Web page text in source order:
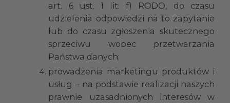
art. 6 ust. 1 lit. f) RODO, do czasu
udzielenia odpowiedzi na to zapytanie
lub do czasu zgłoszenia skutecznego
sprzeciwu wobec przetwarzania
Państwa danych;
prowadzenia marketingu produktów i
usług – na podstawie realizacji naszych
prawnie uzasadnionych interesów w